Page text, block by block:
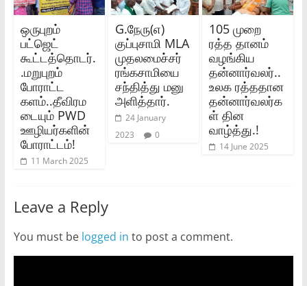
ஒருபுறம்
பட்ஜெட்
கூட்டத்தொடர்.
.மறுபுறம்
போராட்ட
களம்..தீவிரம
டையும் PWD
ஊழியர்களின்
போராட்டம்!
11 March 2025
G.நேரு(எ)
குப்புசாமி MLA
முதலமைச்சர்
ரங்கசாமியை
சந்தித்து மனு
அளித்தார்.
24 January
2023
0
105 முறை
ரத்த தானம்
வழங்கிய
தன்னார்வலர்..
உலக ரத்ததான
தன்னார்வலர்க
ள் தின
வாழ்த்து.!
14 June 2025
Leave a Reply
You must be logged in to post a comment.